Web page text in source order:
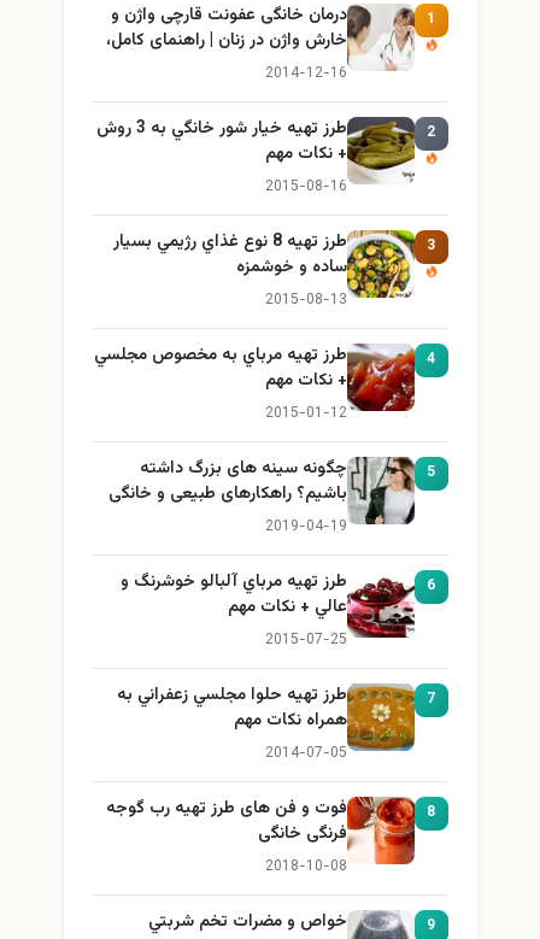
1
درمان خانگی عفونت قارچی واژن و
خارش واژن در زنان | راهنمای کامل،
ایمن و کاربردی
2014-12-16
2
طرز تهيه خیار شور خانگي به 3 روش
+ نكات مهم
2015-08-16
3
طرز تهيه 8 نوع غذاي رژيمي بسيار
ساده و خوشمزه
2015-08-13
4
طرز تهيه مرباي به مخصوص مجلسي
+ نكات مهم
2015-01-12
5
چگونه سینه های بزرگ داشته
باشیم؟ راهکارهای طبیعی و خانگی
برای بزرگ کردن سینه
2019-04-19
6
طرز تهيه مرباي آلبالو خوشرنگ و
عالي + نكات مهم
2015-07-25
7
طرز تهيه حلوا مجلسي زعفراني به
همراه نكات مهم
2014-07-05
8
فوت و فن های طرز تهیه رب گوجه
فرنگی خانگی
2018-10-08
9 خواص و مضرات تخم شربتي